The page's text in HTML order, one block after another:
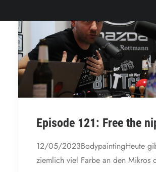
Episode 121: Free the
12/05/2023BodypaintingHeute
ziemlich viel Farbe an den Mikros